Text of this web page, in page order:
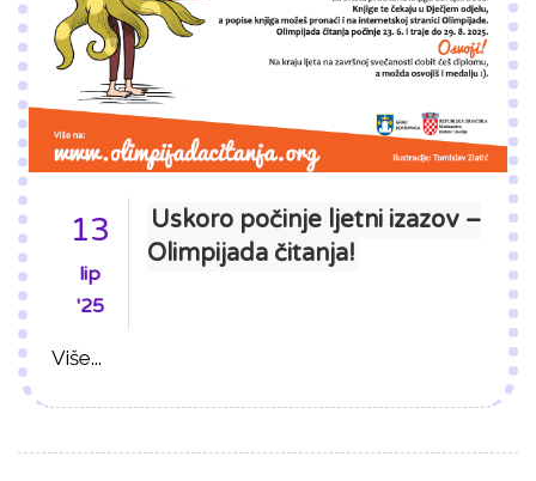
13
lip
'25
Uskoro počinje ljetni izazov –
Olimpijada čitanja!
Više...